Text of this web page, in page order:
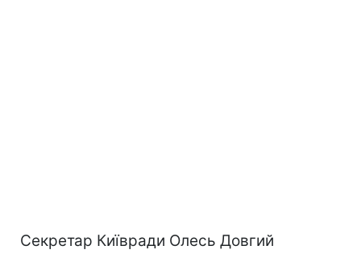
Секретар Київради Олесь Довгий